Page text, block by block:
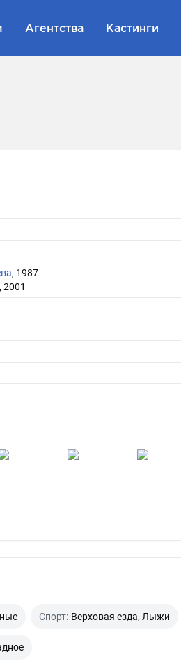
Агентства Кастинги
, 1987
, 2001
Спорт: Верховая езда, Лыжи